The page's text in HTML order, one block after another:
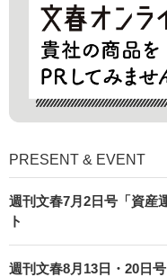
PRESENT & EVENT
週刊文春7月2日号「資産
ト
週刊文春8月13日・20日